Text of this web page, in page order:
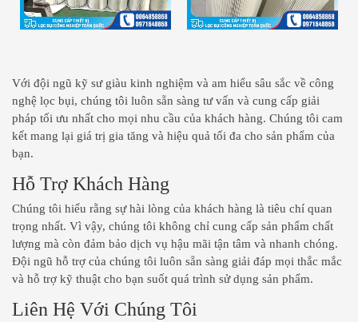
Với đội ngũ kỹ sư giàu kinh nghiệm và am hiểu sâu sắc về công
nghệ lọc bụi, chúng tôi luôn sẵn sàng tư vấn và cung cấp giải
pháp tối ưu nhất cho mọi nhu cầu của khách hàng. Chúng tôi cam
kết mang lại giá trị gia tăng và hiệu quả tối đa cho sản phẩm của
bạn.
Hỗ Trợ Khách Hàng
Chúng tôi hiểu rằng sự hài lòng của khách hàng là tiêu chí quan
trọng nhất. Vì vậy, chúng tôi không chỉ cung cấp sản phẩm chất
lượng mà còn đảm bảo dịch vụ hậu mãi tận tâm và nhanh chóng.
Đội ngũ hỗ trợ của chúng tôi luôn sẵn sàng giải đáp mọi thắc mắc
và hỗ trợ kỹ thuật cho bạn suốt quá trình sử dụng sản phẩm.
Liên Hệ Với Chúng Tôi